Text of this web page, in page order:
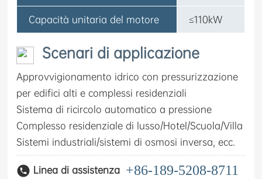
Capacità unitaria del motore ≤110kW
Scenari di applicazione
Approvvigionamento idrico con pressurizzazione
per edifici alti e complessi residenziali
Sistema di ricircolo automatico a pressione
Complesso residenziale di lusso/Hotel/Scuola/Villa
Sistemi industriali/sistemi di osmosi inversa, ecc.
Linea di assistenza +86-189-5208-8711